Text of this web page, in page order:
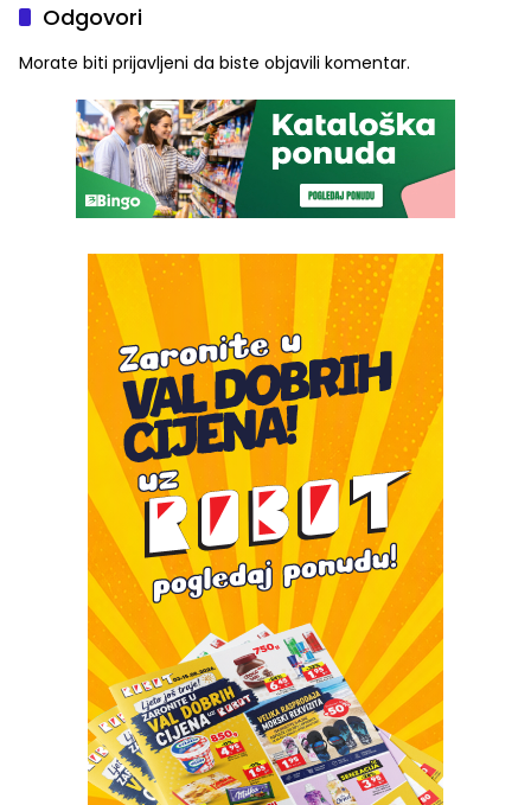
Odgovori
Morate biti prijavljeni da biste objavili komentar.